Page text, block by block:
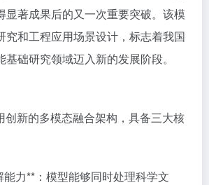
显著成果后的又一次重要突破。该模
究和工程应用场景设计，标志着我国
础研究领域迈入新的发展阶段。
创新的多模态融合架构，具备三大核
能力**：模型能够同时处理科学文